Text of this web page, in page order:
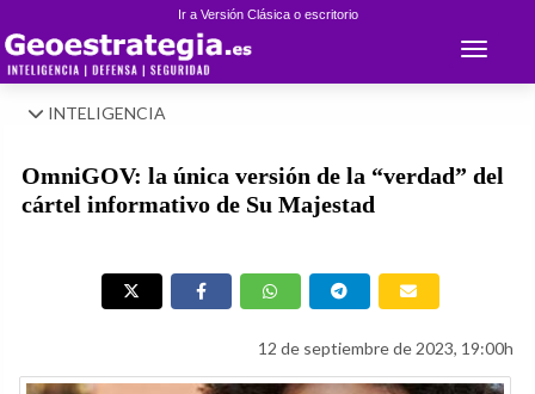
Ir a Versión Clásica o escritorio
Toggle
INTELIGENCIA
OmniGOV: la única versión de la “verdad” del
cártel informativo de Su Majestad
12 de septiembre de 2023, 19:00h